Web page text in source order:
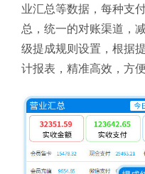
业汇总等数据，每种支
总，统一的对账渠道，
级提成规则设置，根据
计报表，精准高效，方